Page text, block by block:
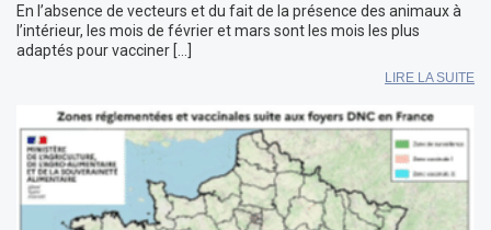
En l’absence de vecteurs et du fait de la présence des animaux à
l’intérieur, les mois de février et mars sont les mois les plus
adaptés pour vacciner […]
LIRE LA SUITE